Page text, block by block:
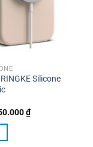
Silicone
₫Khoảng
giá: